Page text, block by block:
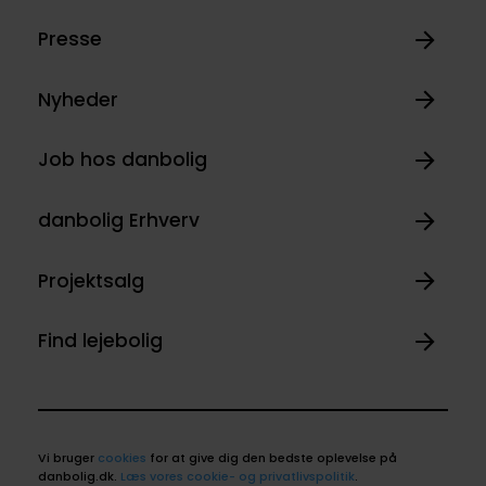
Presse
Nyheder
Job hos danbolig
danbolig Erhverv
Projektsalg
Find lejebolig
Vi bruger cookies for at give dig den bedste oplevelse på
danbolig.dk. Læs vores cookie- og privatlivspolitik.